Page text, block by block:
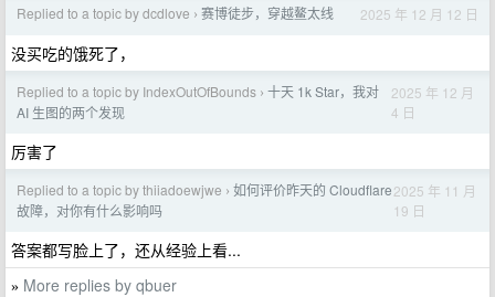
Replied to a topic by dcdlove › 赛博徒步，穿越鳌太线 2025 年 12 月 12 日
没买吃的饿死了，
Replied to a topic by IndexOutOfBounds › 十天 1k Star，我对
AI 生图的两个发现
2025 年 12 月
4 日
厉害了
Replied to a topic by thiiadoewjwe › 如何评价昨天的 Cloudflare
故障，对你有什么影响吗
2025 年 11 月
19 日
答案都写脸上了，还从经验上看...
» More replies by qbuer